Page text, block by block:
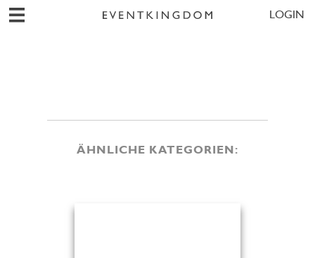
LOGIN
ÄHNLICHE KATEGORIEN: